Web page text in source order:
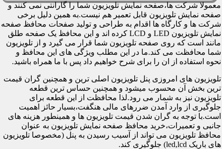
معمولا شرکت ها،صفحه نمایش تلویزیون شما را گارانتی نمی کنند و
صفحه نمایش تلویزیون قابل تعمیر هم نیست.به همین دلیل برخی
شرکت ها و کارگاه ها اقدام به طراحی و تولید صفحات محافظ صفحه
نمایش تلویزیون LED و LCD کرده اند و این محافظ یک صفحه طلق
مانند است که روی صفحه تلویزیون شما قرار می گیرد و از تلویزیون
شما محافظت می کند.ما در این مطلب ویژگی های این محافظ و
نحوه استفاده از ان را برای شرح خواهیم داد پس با ما همراه باشید.
تلویزیون های امروزی پنل تلویزیون اصلی ترین و همچنین گران قیمت
ترین بخش آن محسوب میشود و همچنین حساس ترین قطعه
تلویزیون نیز به شمار می رود.لذا محافظت از این قطعه برای
جلوگیری از وارد آمدن ضررهای مالی هنگفت،بسیار حائز اهمیت
است.با توجه به گران شدن قیمت تلویزیون ها و همینطور هزینه های
جانبی و تعمیرات،خرید محافظ صفحه نمایش تلویزیون به عنوان
محافظ تلویزیون می تواند از آسیب رسیدن به پنل (مخصوصا تلویزیون
های باریک led,lcd) جلوگیری کند.